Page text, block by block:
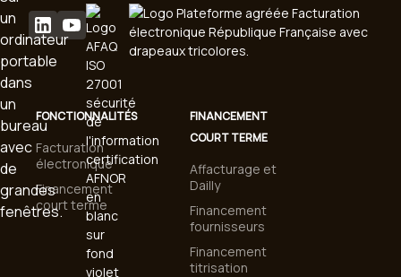
FONCTIONNALITÉS
Facturation
électronique
Financement
court terme
FINANCEMENT
COURT TERME
Affacturage et
Dailly
Financement
fournisseurs
Financement
titrisation